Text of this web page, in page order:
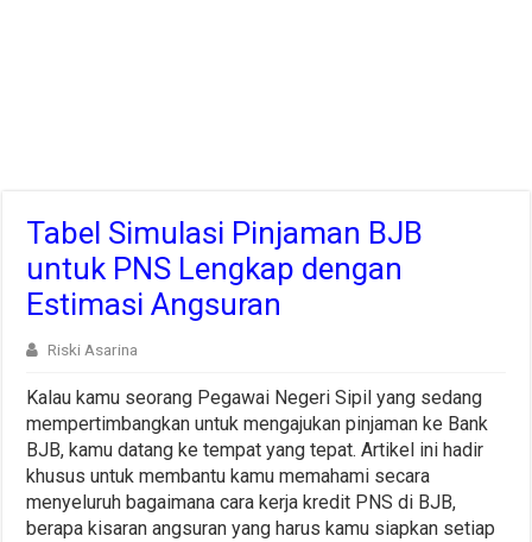
Tabel Simulasi Pinjaman BJB
untuk PNS Lengkap dengan
Estimasi Angsuran
Riski Asarina
Kalau kamu seorang Pegawai Negeri Sipil yang sedang
mempertimbangkan untuk mengajukan pinjaman ke Bank
BJB, kamu datang ke tempat yang tepat. Artikel ini hadir
khusus untuk membantu kamu memahami secara
menyeluruh bagaimana cara kerja kredit PNS di BJB,
berapa kisaran angsuran yang harus kamu siapkan setiap